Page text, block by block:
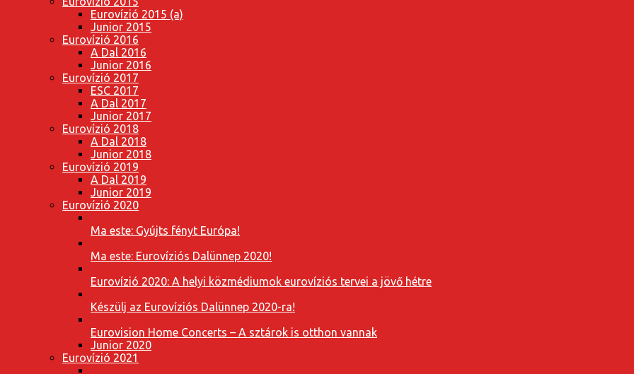
Eurovízió 2015 (a)
Junior 2015
Eurovízió 2016
A Dal 2016
Junior 2016
Eurovízió 2017
ESC 2017
A Dal 2017
Junior 2017
Eurovízió 2018
A Dal 2018
Junior 2018
Eurovízió 2019
A Dal 2019
Junior 2019
Eurovízió 2020
Ma este: Gyújts fényt Európa!
Ma este: Eurovíziós Dalünnep 2020!
Eurovízió 2020: A helyi közmédiumok eurovíziós tervei a jövő hétre
Készülj az Eurovíziós Dalünnep 2020-ra!
Eurovision Home Concerts – A sztárok is otthon vannak
Junior 2020
Eurovízió 2021